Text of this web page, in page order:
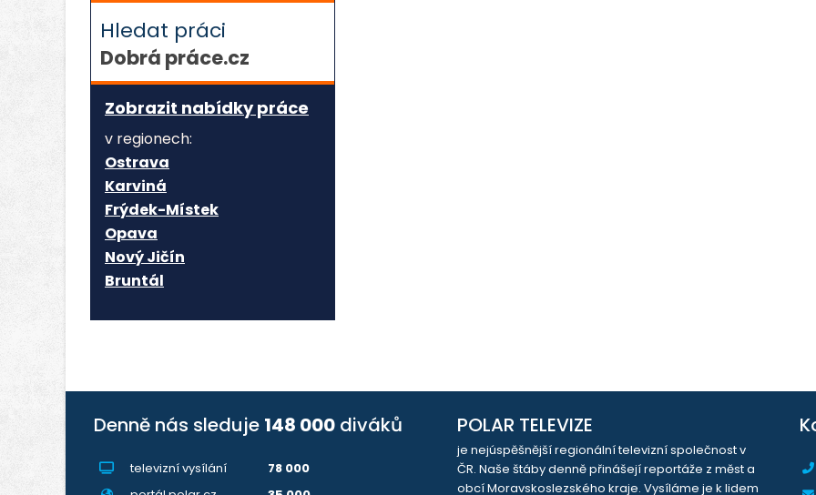
Hledat práci
Dobrá práce.cz
Zobrazit nabídky práce
v regionech:
Ostrava
Karviná
Frýdek-Místek
Opava
Nový Jičín
Bruntál
Denně nás sleduje 148 000 diváků
televizní vysílání
78 000
POLAR TELEVIZE
je nejúspěšnější regionální televizní společnost v
ČR. Naše štáby denně přinášejí reportáže z měst a
obcí Moravskoslezského kraje. Vysíláme je k lidem